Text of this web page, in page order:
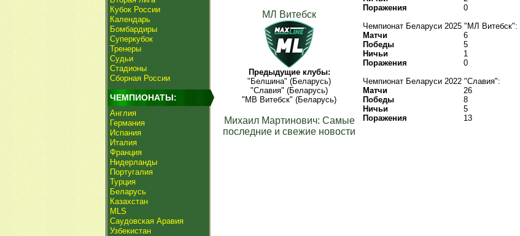
Кубок России
Календарь
Бомбардиры
Суперкубок
Тренеры
Судьи
Стадионы
Сборная России
ЧЕМПИОНАТЫ:
Англия
Германия
Испания
Италия
Франция
Нидерланды
Португалия
Турция
Беларусь
Казахстан
MLS
Саудовская Аравия
Узбекистан
МЛ Витебск
Предыдущие клубы:
"Белшина" (Беларусь)
"Славия" (Беларусь)
"МВ Витебск" (Беларусь)
Михаил Мартинович: Самые
последние и свежие новости
Поражения
0
Чемпионат Беларуси 2025 "МЛ Витебск":
Матчи
6
Победы
5
Ничьи
1
Поражения
0
Чемпионат Беларуси 2022 "Славия":
Матчи
26
Победы
8
Ничьи
5
Поражения
13